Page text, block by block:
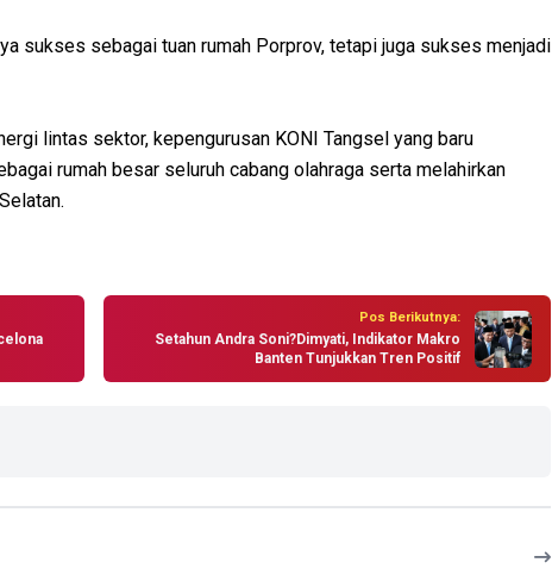
sukses sebagai tuan rumah Porprov, tetapi juga sukses menjadi
lintas sektor, kepengurusan KONI Tangsel yang baru
rumah besar seluruh cabang olahraga serta melahirkan
Pos Berikutnya:
Setahun Andra Soni?Dimyati, Indikator Makro
Banten Tunjukkan Tren Positif